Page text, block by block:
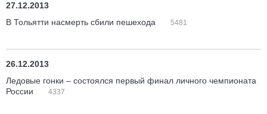
27.12.2013
В Тольятти насмерть сбили пешехода
5481
26.12.2013
Ледовые гонки – состоялся первый финал личного чемпионата
России
4337